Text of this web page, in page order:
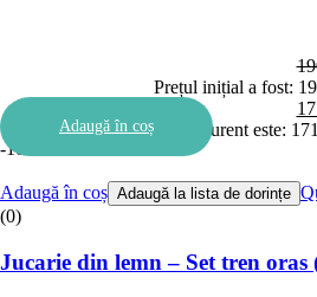
Prețul inițial a fost:
Prețul curent este:
Adaugă în coș
-10%
Adaugă în coș Adaugă la lista de dorințe
(0)
Jucarie din lemn – Set tren oras